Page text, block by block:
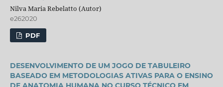
Nilva Maria Rebelatto (Autor)
e262020
PDF
DESENVOLVIMENTO DE UM JOGO DE TABULEIRO
BASEADO EM METODOLOGIAS ATIVAS PARA O ENSINO